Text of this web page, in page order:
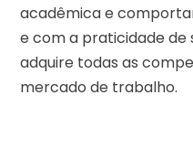
acadêmica e
e com a praticidade de
adquire todas as
mercado de trabalho.